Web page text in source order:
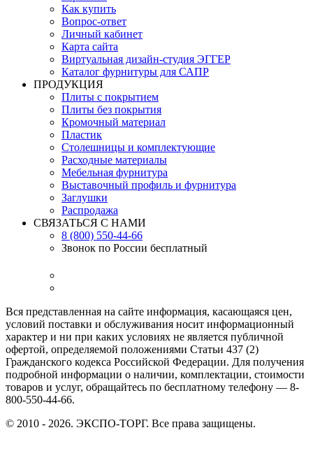
Как купить
Вопрос-ответ
Личный кабинет
Карта сайта
Виртуальная дизайн-студия ЭГГЕР
Каталог фурнитуры для САПР
ПРОДУКЦИЯ
Плиты с покрытием
Плиты без покрытия
Кромочный материал
Пластик
Столешницы и комплектующие
Расходные материалы
Мебельная фурнитура
Выставочный профиль и фурнитура
Заглушки
Распродажа
СВЯЗАТЬСЯ С НАМИ
8 (800) 550-44-66
Звонок по России бесплатный
Вся представленная на сайте информация, касающаяся цен,
условий поставки и обслуживания носит информационный
характер и ни при каких условиях не является публичной
офертой, определяемой положениями Статьи 437 (2)
Гражданского кодекса Российской Федерации. Для получения
подробной информации о наличии, комплектации, стоимости
товаров и услуг, обращайтесь по бесплатному телефону — 8-
800-550-44-66.
© 2010 - 2026. ЭКСПО-ТОРГ. Все права защищены.